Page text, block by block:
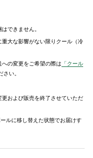
できません。
大な影響がない限りクール（冷
の変更をご希望の際は 「クール
さい。
および販売を終了させていただ
ルに移し替えた状態でお届けす